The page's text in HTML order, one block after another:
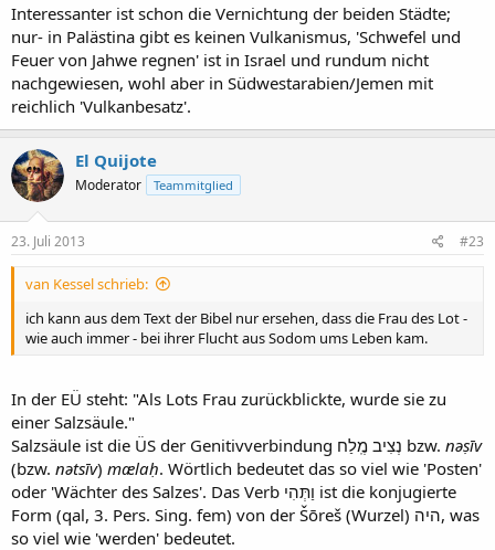
Interessanter ist schon die Vernichtung der beiden Städte;
nur- in Palästina gibt es keinen Vulkanismus, 'Schwefel und
Feuer von Jahwe regnen' ist in Israel und rundum nicht
nachgewiesen, wohl aber in Südwestarabien/Jemen mit
reichlich 'Vulkanbesatz'.
El Quijote
Moderator Teammitglied
23. Juli 2013 #23
van Kessel schrieb:
ich kann aus dem Text der Bibel nur ersehen, dass die Frau des Lot -
wie auch immer - bei ihrer Flucht aus Sodom ums Leben kam.
In der EÜ steht: "Als Lots Frau zurückblickte, wurde sie zu
einer Salzsäule."
Salzsäule ist die ÜS der Genitivverbindung נְצִיב מֶֽלַח bzw. nəṣīv
(bzw. nətsīv) mælaḥ. Wörtlich bedeutet das so viel wie 'Posten'
oder 'Wächter des Salzes'. Das Verb וַתְּהִי ist die konjugierte
Form (qal, 3. Pers. Sing. fem) von der Šōreš (Wurzel) היה, was
so viel wie 'werden' bedeutet.